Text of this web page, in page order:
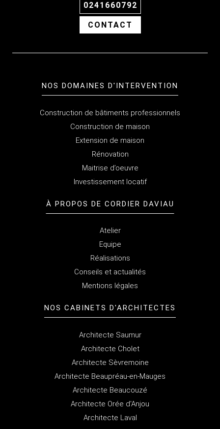
0241660792
CONTACT
NOS DOMAINES D'INTERVENTION
Construction de bâtiments professionnels
Construction de maison
Extension de maison
Rénovation
Maitrise d’oeuvre
Investissement locatif
À PROPOS DE CORDIER DAVIAU
Atelier
Equipe
Réalisations
Conseils et actualités
Mentions légales
NOS CABINETS D'ARCHITECTES
Architecte Saumur
Architecte Cholet
Architecte Sèvremoine
Architecte Beaupréau-en-Mauges
Architecte Beaucouzé
Architecte Orée d'Anjou
Architecte Laval